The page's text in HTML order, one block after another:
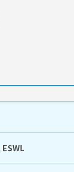
ESWL